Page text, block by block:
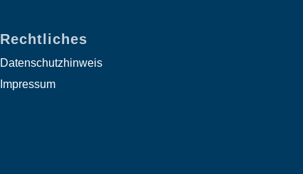
Rechtliches
Datenschutzhinweis
Impressum